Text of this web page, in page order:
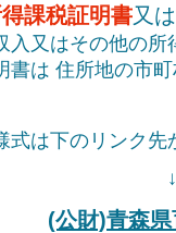
課税証明書又は
入又はその他の所
書は 住所地の市町
は下のリンク先
↓
(公財)青森